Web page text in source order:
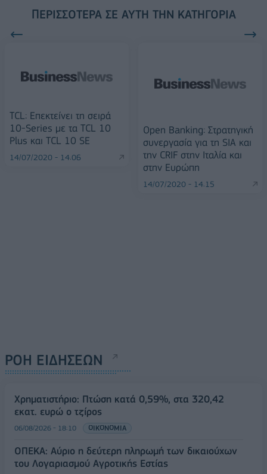
ΠΕΡΙΣΣΌΤΕΡΑ ΣΕ ΑΥΤΉ ΤΗΝ ΚΑΤΗΓΟΡΊΑ
TCL: Eπεκτείνει τη σειρά
10-Series με τα TCL 10
Plus και TCL 10 SE
14/07/2020 - 14:06
Open Banking: Στρατηγική
συνεργασία για τη SIA και
την CRIF στην Ιταλία και
στην Ευρώπη
14/07/2020 - 14:15
ΡΟΗ ΕΙΔΗΣΕΩΝ
Χρηματιστήριο: Πτώση κατά 0,59%, στα 320,42
εκατ. ευρώ ο τζίρος
06/08/2026 - 18:10 ΟΙΚΟΝΟΜΙΑ
ΟΠΕΚΑ: Αύριο η δεύτερη πληρωμή των δικαιούχων
του Λογαριασμού Αγροτικής Εστίας